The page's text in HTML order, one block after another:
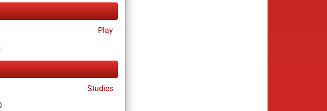
Play
Studies